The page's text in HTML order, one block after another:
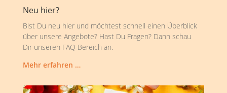
Neu hier?
Bist Du neu hier und möchtest schnell einen Überblick
über unsere Angebote? Hast Du Fragen? Dann schau
Dir unseren FAQ Bereich an.
Mehr erfahren …